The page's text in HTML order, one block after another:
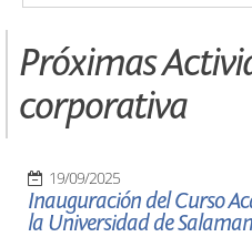
Próximas
corporativa
19/09/2025
Inauguración del Curso
la Universidad de